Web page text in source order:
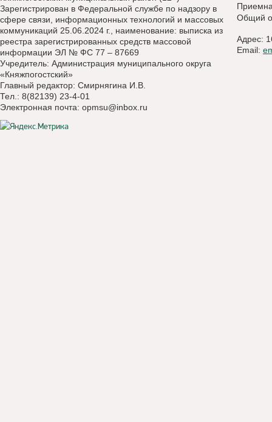
Зарегистрирован в Федеральной службе по надзору в
сфере связи, информационных технологий и массовых
коммуникаций 25.06.2024 г., наименование: выписка из
реестра зарегистрированных средств массовой
информации ЭЛ № ФС 77 – 87669
Учредитель: Администрация муниципального округа
«Княжпогостский»
Главный редактор: Смирнягина И.В.
Тел.: 8(82139) 23-4-01
Электронная почта: opmsu@inbox.ru
Общий
Адрес:
Email: